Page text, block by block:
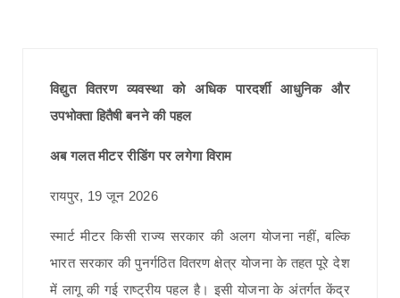
विद्युत वितरण व्यवस्था को अधिक पारदर्शी आधुनिक और
उपभोक्ता हितैषी बनने की पहल
अब गलत मीटर रीडिंग पर लगेगा विराम
रायपुर, 19 जून 2026
स्मार्ट मीटर किसी राज्य सरकार की अलग योजना नहीं, बल्कि
भारत सरकार की पुनर्गठित वितरण क्षेत्र योजना के तहत पूरे देश
में लागू की गई राष्ट्रीय पहल है। इसी योजना के अंतर्गत केंद्र